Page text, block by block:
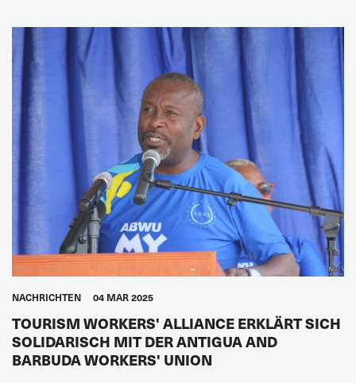
NACHRICHTEN 04 MAR 2025
TOURISM WORKERS' ALLIANCE ERKLÄRT SICH
SOLIDARISCH MIT DER ANTIGUA AND
BARBUDA WORKERS' UNION